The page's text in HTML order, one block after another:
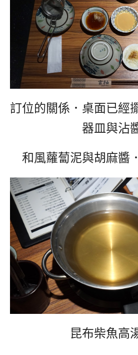
訂位的關係．桌面已經
器皿與沾
和風蘿蔔泥與胡麻醬
昆布柴魚高